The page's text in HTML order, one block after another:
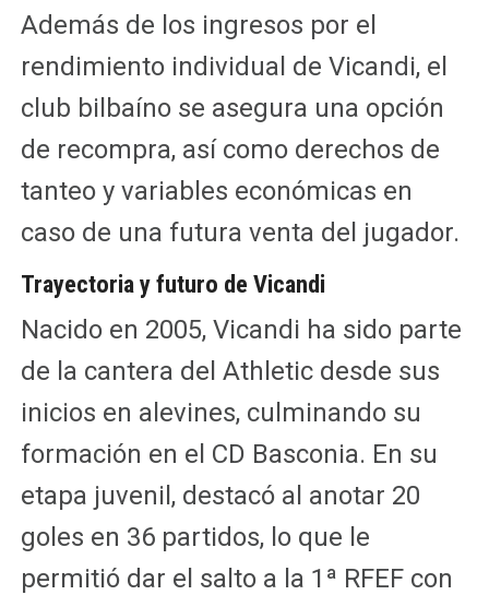
Además de los ingresos por el
rendimiento individual de Vicandi, el
club bilbaíno se asegura una opción
de recompra, así como derechos de
tanteo y variables económicas en
caso de una futura venta del jugador.
Trayectoria y futuro de Vicandi
Nacido en 2005, Vicandi ha sido parte
de la cantera del Athletic desde sus
inicios en alevines, culminando su
formación en el CD Basconia. En su
etapa juvenil, destacó al anotar 20
goles en 36 partidos, lo que le
permitió dar el salto a la 1ª RFEF con